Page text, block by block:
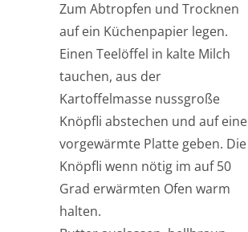
Zum Abtropfen und Trocknen
auf ein Küchenpapier legen.
Einen Teelöffel in kalte Milch
tauchen, aus der
Kartoffelmasse nussgroße
Knöpfli abstechen und auf eine
vorgewärmte Platte geben. Die
Knöpfli wenn nötig im auf 50
Grad erwärmten Ofen warm
halten.